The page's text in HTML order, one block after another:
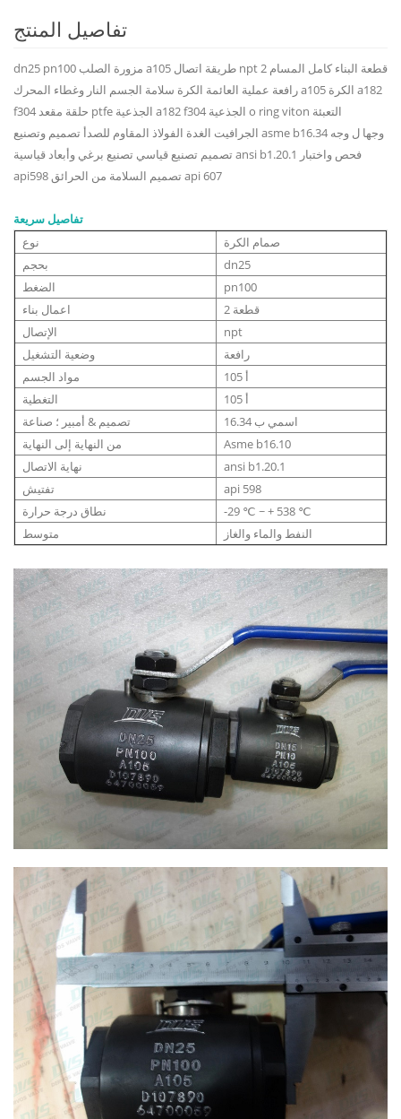
تفاصيل المنتج
dn25 pn100 مزورة الصلب a105 طريقة اتصال npt 2 قطعة البناء كامل المسام
رافعة عملية العائمة الكرة سلامة الجسم النار وغطاء المحرك a105 الكرة a182
f304 حلقة مقعد ptfe الجذعية a182 f304 الجذعية o ring viton التعبئة
الجرافيت الغدة الفولاذ المقاوم للصدأ تصميم وتصنيع asme b16.34 وجها ل وجه
تصميم تصنيع قياسي تصنيع برغي وأبعاد قياسية ansi b1.20.1 فحص واختبار
api598 تصميم السلامة من الحرائق api 607
تفاصيل سريعة
نوع
صمام الكرة
بحجم
dn25
الضغط
pn100
اعمال بناء
2 قطعة
الإتصال
npt
وضعية التشغيل
رافعة
مواد الجسم
أ 105
التغطية
أ 105
تصميم & أمبير ؛ صناعة
اسمي ب 16.34
من النهاية إلى النهاية
Asme b16.10
نهاية الاتصال
ansi b1.20.1
تفتيش
api 598
نطاق درجة حرارة
-29 ℃ ~ + 538 ℃
متوسط
النفط والماء والغاز